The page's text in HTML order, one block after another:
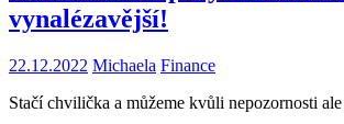
vynalézavější!
22.12.2022 Michaela Finance
Stačí chvilička a můžeme kvůli nepozornosti